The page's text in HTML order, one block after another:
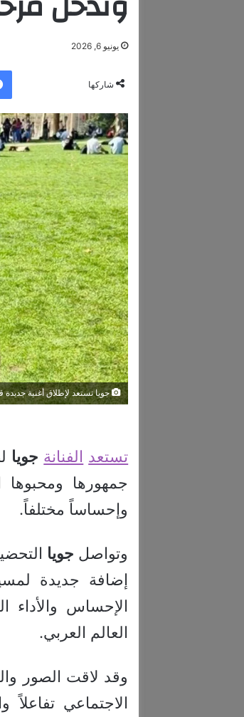
يونيو 6, 2026
شاركها
جويا تستعد لإطلاق أغنية جديدة
تستعد الفنانة جويا
جمهورها
وإحساساً مختلفاً.
وتواصل جويا
إضافة جديدة
الإحساس
العالم العربي.
وقد لاقت الصور
الاجتماعي